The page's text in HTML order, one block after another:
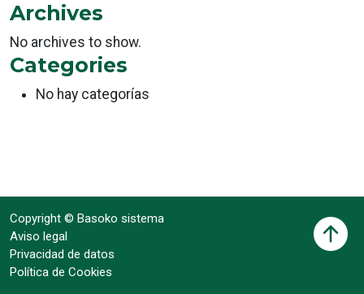
Archives
No archives to show.
Categories
No hay categorías
Copyright © Basoko sistema
Aviso legal
Privacidad de datos
Política de Cookies